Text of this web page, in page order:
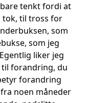
tenkt fordi at
tok, til tross for
som
som jeg
liker jeg
forandring, du
forandring
noen måneder